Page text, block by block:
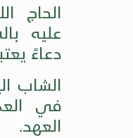
الحاج
دعاءً
الشاب
في
العهد.